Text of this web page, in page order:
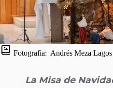
Fotografía: Andrés Meza Lagos
La Misa de